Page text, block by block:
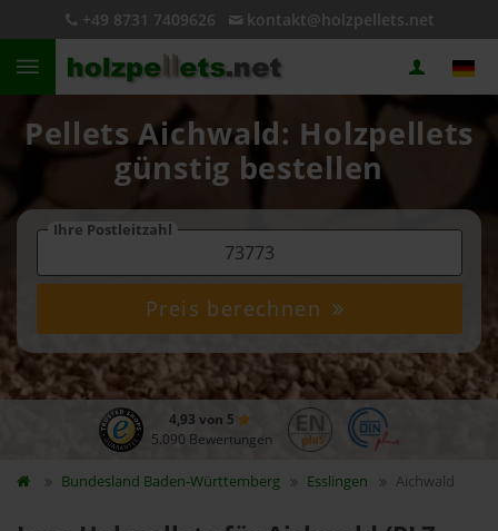
+49 8731 7409626 kontakt@holzpellets.net
Pellets Aichwald: Holzpellets
günstig bestellen
Ihre Postleitzahl
Preis berechnen
4,93 von 5
5.090 Bewertungen
Bundesland Baden-Württemberg Esslingen Aichwald